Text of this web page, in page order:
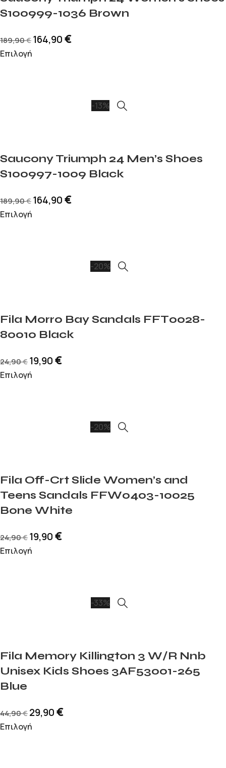
S100999-1036 Brown
189,90€ 164,90€
Επιλογή
-13%
Saucony Triumph 24 Men’s Shoes
S100997-1009 Black
189,90€ 164,90€
Επιλογή
-20%
Fila Morro Bay Sandals FFT0028-
80010 Black
24,90€ 19,90€
Επιλογή
-20%
Fila Off-Crt Slide Women’s and
Teens Sandals FFW0403-10025
Bone White
24,90€ 19,90€
Επιλογή
-33%
Fila Memory Killington 3 W/R Nnb
Unisex Kids Shoes 3AF53001-265
Blue
44,90€ 29,90€
Επιλογή